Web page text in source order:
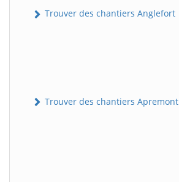
Trouver des chantiers Anglefort
Trouver des chantiers Apremont